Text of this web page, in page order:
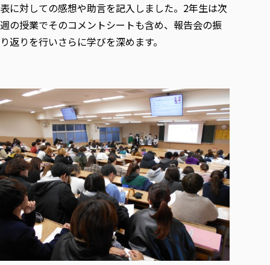
表に対しての感想や助言を記入しました。2年生は次
週の授業でそのコメントシートも含め、報告会の振
り返りを行いさらに学びを深めます。